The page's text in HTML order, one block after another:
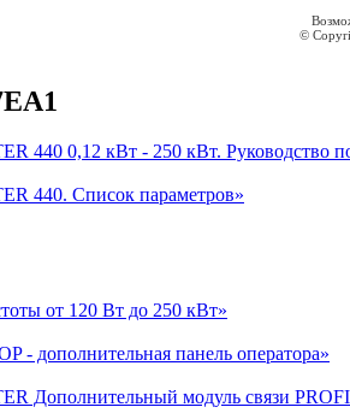
©
440 0,12 кВт - 250 кВт. Руководство
440. Список параметров»
от 120 Вт до 250 кВт»
- дополнительная панель оператора»
Дополнительный модуль связи